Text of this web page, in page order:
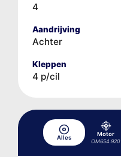
4
Aandrijving
Achter
Kleppen
4 p/cil
Alles
Motor
OM654.920